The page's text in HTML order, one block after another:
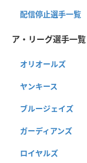
配信停止選手一覧
ア・リーグ選手一覧
オリオールズ
ヤンキース
ブルージェイズ
ガーディアンズ
ロイヤルズ